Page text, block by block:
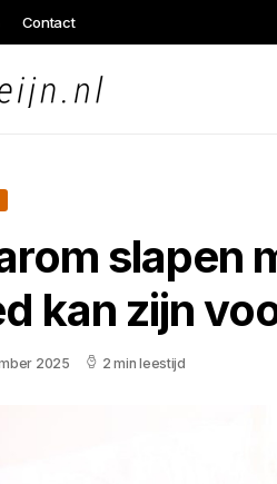
Contact
slapen
kan zijn
2025 2 min leestijd